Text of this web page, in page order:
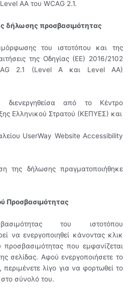
AA του WCAG 2.1.
δήλωσης προσβασιμότητας
του ιστοτόπου και της
της Οδηγίας (ΕΕ) 2016/2102
2.1 (Level A και Level AA)
διενεργηθείσα από το Κέντρο
Ελληνικού Στρατού (ΚΕΠΥΕΣ) και
UserWay Website Accessibility
της δήλωσης πραγματοποιήθηκε
Προσβασιμότητας
του ιστοτόπου
να ενεργοποιηθεί κάνοντας κλικ
προσβασιμότητας που εμφανίζεται
σελίδας. Αφού ενεργοποιήσετε το
λίγο για να φορτωθεί το
σύνολό του.